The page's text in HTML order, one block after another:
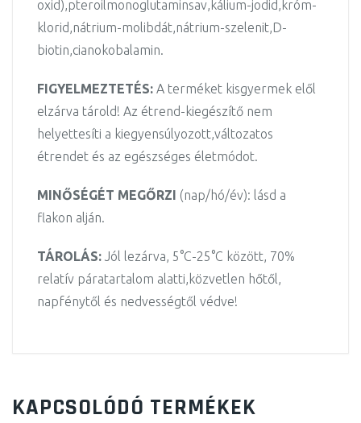
oxid),pteroilmonoglutaminsav,kálium-jodid,króm-
klorid,nátrium-molibdát,nátrium-szelenit,D-
biotin,cianokobalamin.
FIGYELMEZTETÉS: A terméket kisgyermek elől
elzárva tárold! Az étrend-kiegészítő nem
helyettesíti a kiegyensúlyozott,változatos
étrendet és az egészséges életmódot.
MINŐSÉGÉT MEGŐRZI (nap/hó/év): lásd a
flakon alján.
TÁROLÁS: Jól lezárva, 5°C-25°C között, 70%
relatív páratartalom alatti,közvetlen hőtől,
napfénytől és nedvességtől védve!
KAPCSOLÓDÓ TERMÉKEK